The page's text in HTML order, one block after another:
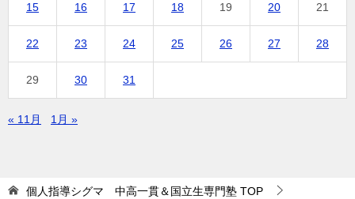
15 16 17 18 19 20 21
22 23 24 25 26 27 28
29 30 31
« 11月 1月 »
個人指導シグマ 中高一貫＆国立生専門塾 TOP